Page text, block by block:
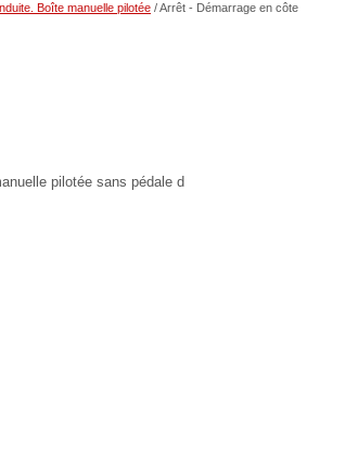
Boîte manuelle pilotée / Arrêt - Démarrage en côte
pilotée sans pédale d